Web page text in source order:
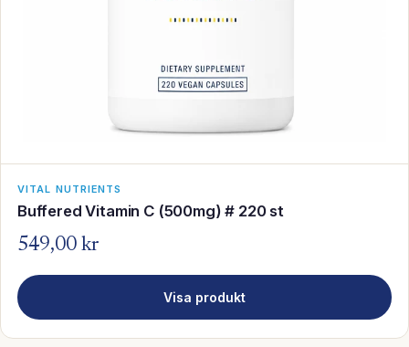
VITAL NUTRIENTS
Buffered Vitamin C (500mg) # 220 st
549,00 kr
Visa produkt